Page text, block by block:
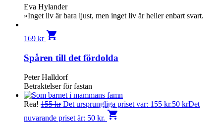
Eva Hylander
»Inget liv är bara ljust, men inget liv är heller enbart svart.
169 kr shopping_cart
Spåren till det fördolda
Peter Halldorf
Betraktelser för fastan
Rea! 155kr Det ursprungliga priset var: 155 kr.50 krDet
nuvarande priset är: 50 kr. shopping_cart